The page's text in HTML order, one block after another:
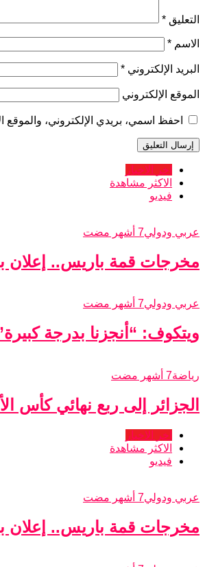
التعليق *
الاسم *
البريد الإلكتروني *
الموقع الإلكتروني
احفظ اسمي، بريدي الإلكتروني، والموقع
اخر الاخبار
الاكثر مشاهدة
فيديو
عربي ودولي7 أشهر مضت
مخرجات قمة باريس.. إعلان
عربي ودولي7 أشهر مضت
ويتكوف: “أنجزنا بدرجة كبيرة”
رياضة7 أشهر مضت
الجزائر إلى ربع نهائي كأس
اخر الاخبار
الاكثر مشاهدة
فيديو
عربي ودولي7 أشهر مضت
مخرجات قمة باريس.. إعلان